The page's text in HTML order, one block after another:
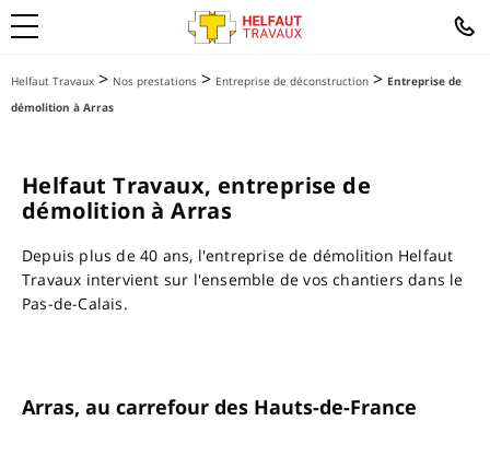
Helfaut Travaux > Nos prestations > Entreprise de déconstruction > Entreprise de
démolition à Arras
Helfaut Travaux, entreprise de
démolition à Arras
Depuis plus de 40 ans, l'entreprise de démolition Helfaut
Travaux intervient sur l'ensemble de vos chantiers dans le
Pas-de-Calais.
Arras, au carrefour des Hauts-de-France